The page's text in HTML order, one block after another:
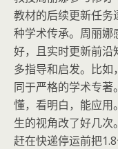
教材的后续更新任务
种学术传承。周丽娜
好，且实时更新前沿
多指导和启发。比
同于严格的学术专
懂，看明白，能应用
生的视角改了好几次
赶在快递停运前把